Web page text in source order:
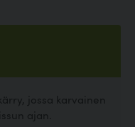
jossa karvainen
ajan.